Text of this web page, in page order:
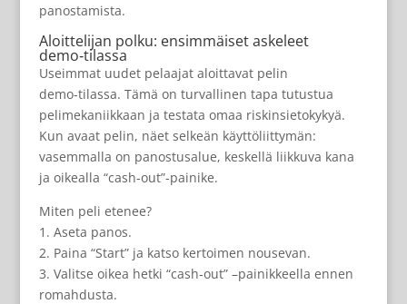
panostamista.
Aloittelijan polku: ensimmäiset askeleet
demo‑tilassa
Useimmat uudet pelaajat aloittavat pelin
demo‑tilassa. Tämä on turvallinen tapa tutustua
pelimekaniikkaan ja testata omaa riskinsietokykyä.
Kun avaat pelin, näet selkeän käyttöliittymän:
vasemmalla on panostusalue, keskellä liikkuva kana
ja oikealla “cash‑out”‑painike.
Miten peli etenee?
1. Aseta panos.
2. Paina “Start” ja katso kertoimen nousevan.
3. Valitse oikea hetki “cash‑out” –painikkeella ennen
romahdusta.